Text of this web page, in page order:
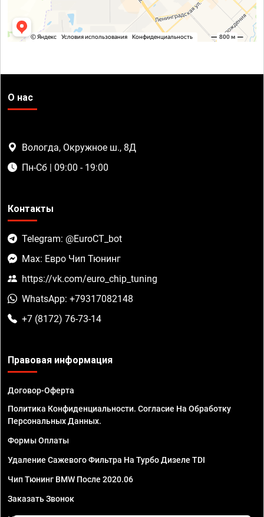
О нас
Вологда, Окружное ш., 8Д
Пн-Сб | 09:00 - 19:00
Контакты
Telegram: @EuroCT_bot
Max: Евро Чип Тюнинг
https://vk.com/euro_chip_tuning
WhatsApp: +79317082148
+7 (8172) 76-73-14
Правовая информация
Договор-Оферта
Политика Конфиденциальности. Согласие На Обработку
Персональных Данных.
Формы Оплаты
Удаление Сажевого Фильтра На Турбо Дизеле TDI
Чип Тюнинг BMW После 2020.06
Заказать Звонок